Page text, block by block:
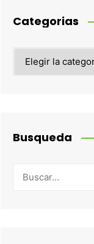
Categorias
Busqueda